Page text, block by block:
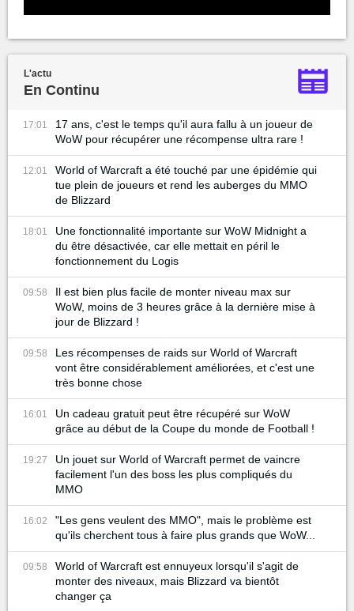
L'actu
En Continu
17:01
17 ans, c'est le temps qu'il aura fallu à un joueur de
WoW pour récupérer une récompense ultra rare !
12:01
World of Warcraft a été touché par une épidémie qui
tue plein de joueurs et rend les auberges du MMO
de Blizzard
18:01
Une fonctionnalité importante sur WoW Midnight a
du être désactivée, car elle mettait en péril le
fonctionnement du Logis
09:58
Il est bien plus facile de monter niveau max sur
WoW, moins de 3 heures grâce à la dernière mise à
jour de Blizzard !
09:58
Les récompenses de raids sur World of Warcraft
vont être considérablement améliorées, et c'est une
très bonne chose
16:01
Un cadeau gratuit peut être récupéré sur WoW
grâce au début de la Coupe du monde de Football !
19:27
Un jouet sur World of Warcraft permet de vaincre
facilement l'un des boss les plus compliqués du
MMO
16:02
"Les gens veulent des MMO", mais le problème est
qu'ils cherchent tous à faire plus grands que WoW...
09:58
World of Warcraft est ennuyeux lorsqu'il s'agit de
monter des niveaux, mais Blizzard va bientôt
changer ça